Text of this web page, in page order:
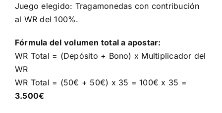
Juego elegido: Tragamonedas con contribución
al WR del 100%.
Fórmula del volumen total a apostar:
WR Total = (Depósito + Bono) x Multiplicador del
WR
WR Total = (50€ + 50€) x 35 = 100€ x 35 =
3.500€